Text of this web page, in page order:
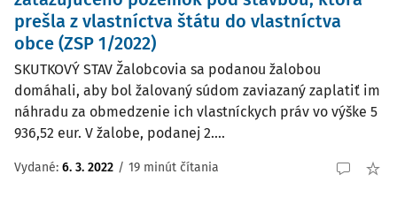
prešla z vlastníctva štátu do vlastníctva
obce (ZSP 1/2022)
SKUTKOVÝ STAV Žalobcovia sa podanou žalobou
domáhali, aby bol žalovaný súdom zaviazaný zaplatiť im
náhradu za obmedzenie ich vlastníckych práv vo výške 5
936,52 eur. V žalobe, podanej 2....
Vydané: 6. 3. 2022 / 19 minút čítania